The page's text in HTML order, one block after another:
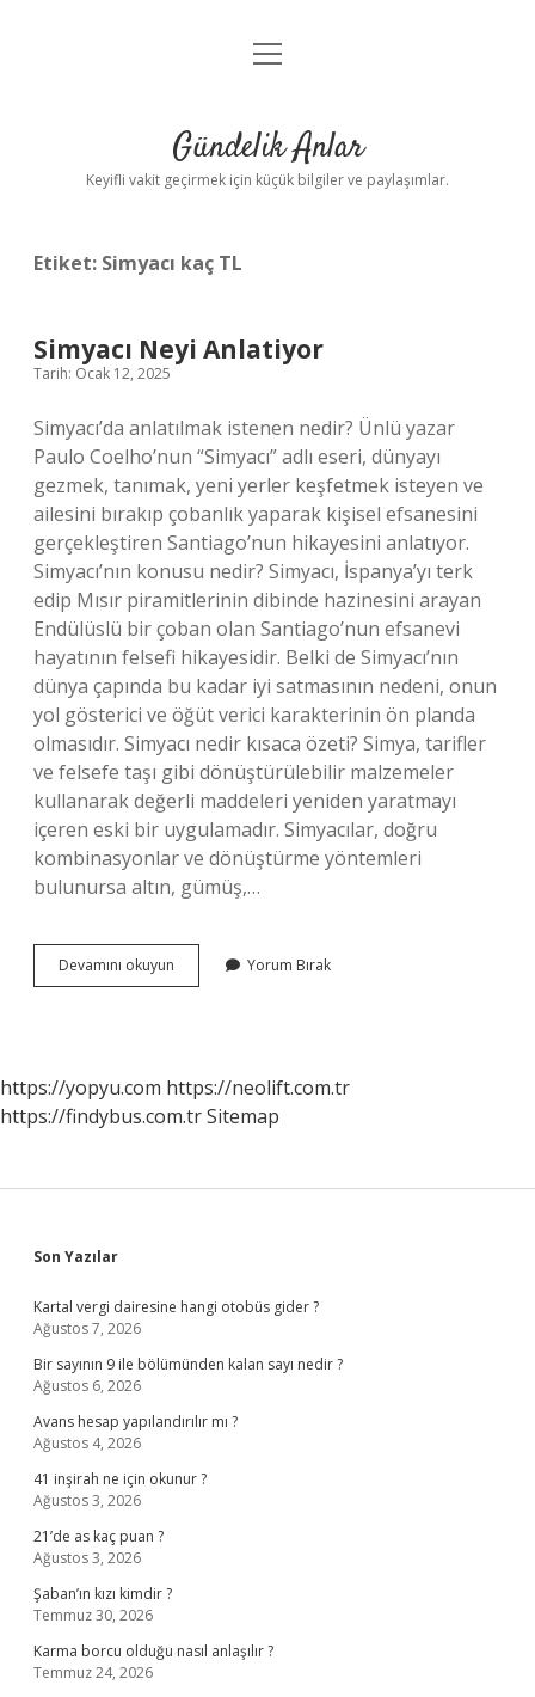
Anasayfa
Yasal Uyarı
menüyü
Gündelik Anlar
Keyifli vakit geçirmek için küçük bilgiler ve paylaşımlar.
Etiket: Simyacı kaç TL
Simyacı Neyi Anlatiyor
Tarih: Ocak 12, 2025
Simyacı’da anlatılmak istenen nedir? Ünlü yazar
Paulo Coelho’nun “Simyacı” adlı eseri, dünyayı
gezmek, tanımak, yeni yerler keşfetmek isteyen ve
ailesini bırakıp çobanlık yaparak kişisel efsanesini
gerçekleştiren Santiago’nun hikayesini anlatıyor.
Simyacı’nın konusu nedir? Simyacı, İspanya’yı terk
edip Mısır piramitlerinin dibinde hazinesini arayan
Endülüslü bir çoban olan Santiago’nun efsanevi
hayatının felsefi hikayesidir. Belki de Simyacı’nın
dünya çapında bu kadar iyi satmasının nedeni, onun
yol gösterici ve öğüt verici karakterinin ön planda
olmasıdır. Simyacı nedir kısaca özeti? Simya, tarifler
ve felsefe taşı gibi dönüştürülebilir malzemeler
kullanarak değerli maddeleri yeniden yaratmayı
içeren eski bir uygulamadır. Simyacılar, doğru
kombinasyonlar ve dönüştürme yöntemleri
bulunursa altın, gümüş,…
Devamını okuyun
Neyi
Yorum Bırak
https://yopyu.com https://neolift.com.tr
https://findybus.com.trSitemap
Sidebar
Son Yazılar
Kartal vergi dairesine hangi otobüs gider ?
Ağustos 7, 2026
Bir sayının 9 ile bölümünden kalan sayı nedir ?
Ağustos 6, 2026
Avans hesap yapılandırılır mı ?
Ağustos 4, 2026
41 inşirah ne için okunur ?
Ağustos 3, 2026
21’de as kaç puan ?
Ağustos 3, 2026
Şaban’ın kızı kimdir ?
Temmuz 30, 2026
Karma borcu olduğu nasıl anlaşılır ?
Temmuz 24, 2026